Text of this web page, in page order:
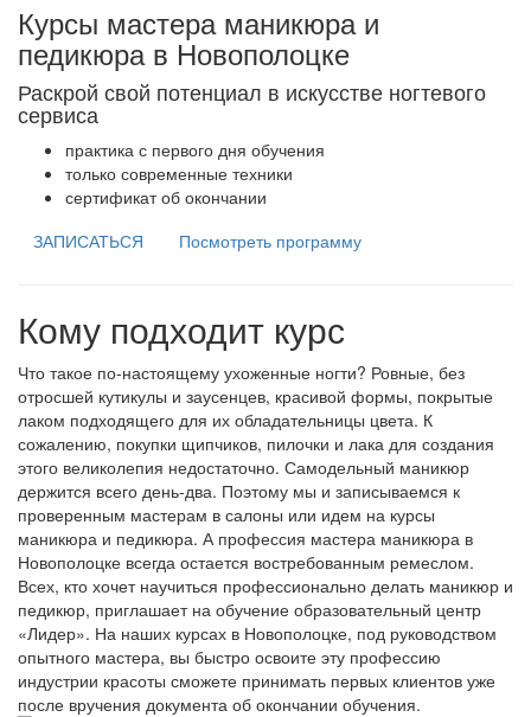
Курсы мастера маникюра и
педикюра в Новополоцке
Раскрой свой потенциал в искусстве ногтевого
сервиса
практика с первого дня обучения
только современные техники
сертификат об окончании
ЗАПИСАТЬСЯ
Посмотреть программу
Кому подходит курс
Что такое по-настоящему ухоженные ногти? Ровные, без
отросшей кутикулы и заусенцев, красивой формы, покрытые
лаком подходящего для их обладательницы цвета. К
сожалению, покупки щипчиков, пилочки и лака для создания
этого великолепия недостаточно. Самодельный маникюр
держится всего день-два. Поэтому мы и записываемся к
проверенным мастерам в салоны или идем на курсы
маникюра и педикюра. А профессия мастера маникюра в
Новополоцке всегда остается востребованным ремеслом.
Всех, кто хочет научиться профессионально делать маникюр и
педикюр, приглашает на обучение образовательный центр
«Лидер». На наших курсах в Новополоцке, под руководством
опытного мастера, вы быстро освоите эту профессию
индустрии красоты сможете принимать первых клиентов уже
после вручения документа об окончании обучения.